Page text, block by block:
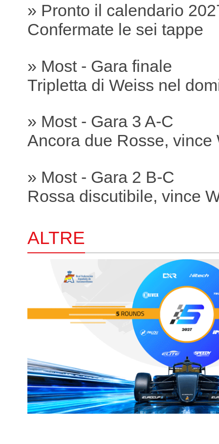
» Pronto il calendario
Confermate le sei tappe
» Most - Gara finale
Tripletta di Weiss nel
» Most - Gara 3 A-C
Ancora due Rosse, vince
» Most - Gara 2 B-C
Rossa discutibile, vince
ALTRE